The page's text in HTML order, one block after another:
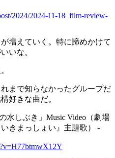
2024/2024-11-18_film-review-
増えていく。特に諦めかけて
いな。
まで知らなかったグループだ
好きな曲だ。
水しぶき」Music Video（劇場
きまっしょい』主題歌） -